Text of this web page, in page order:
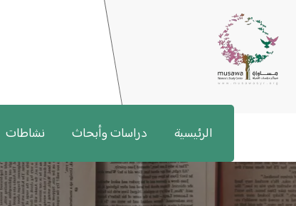
الرئيسية دراسات وأبحاث نشاطات